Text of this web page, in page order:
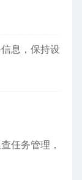
息，保持设
任务管理，